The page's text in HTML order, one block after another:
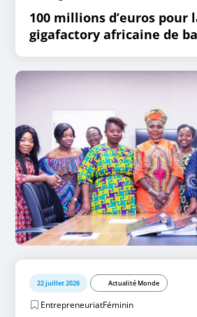
100 millions d’euros pour
gigafactory africaine de
22 juillet 2026 Actualité Monde
EntrepreneuriatFéminin